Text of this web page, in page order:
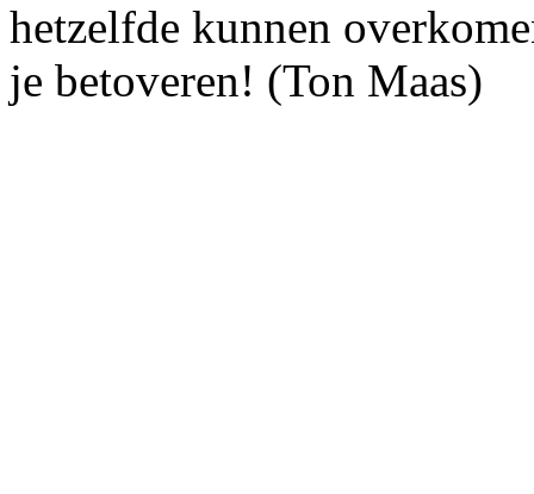
hetzelfde kunnen
je betoveren! (Ton Maas)